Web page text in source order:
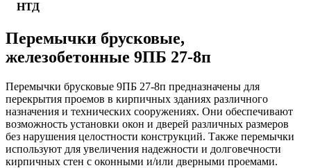
НТД
Перемычки брусковые,
железобетонные 9ПБ 27-8п
Перемычки брусковые 9ПБ 27-8п предназначены для
перекрытия проемов в кирпичных зданиях различного
назначения и технических сооружениях. Они обеспечивают
возможность установки окон и дверей различных размеров
без нарушения целостности конструкций. Также перемычки
используют для увеличения надежности и долговечности
кирпичных стен с оконными и/или дверными проемами.